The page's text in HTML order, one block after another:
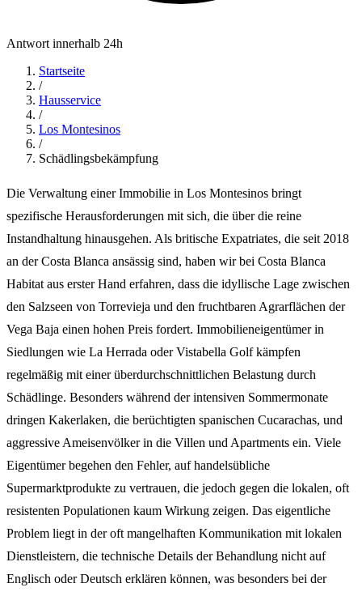
Antwort innerhalb 24h
Startseite
/
Hausservice
/
Los Montesinos
/
Schädlingsbekämpfung
Die Verwaltung einer Immobilie in Los Montesinos bringt
spezifische Herausforderungen mit sich, die über die reine
Instandhaltung hinausgehen. Als britische Expatriates, die seit 2018
an der Costa Blanca ansässig sind, haben wir bei Costa Blanca
Habitat aus erster Hand erfahren, dass die idyllische Lage zwischen
den Salzseen von Torrevieja und den fruchtbaren Agrarflächen der
Vega Baja einen hohen Preis fordert. Immobilieneigentümer in
Siedlungen wie La Herrada oder Vistabella Golf kämpfen
regelmäßig mit einer überdurchschnittlichen Belastung durch
Schädlinge. Besonders während der intensiven Sommermonate
dringen Kakerlaken, die berüchtigten spanischen Cucarachas, und
aggressive Ameisenvölker in die Villen und Apartments ein. Viele
Eigentümer begehen den Fehler, auf handelsübliche
Supermarktprodukte zu vertrauen, die jedoch gegen die lokalen, oft
resistenten Populationen kaum Wirkung zeigen. Das eigentliche
Problem liegt in der oft mangelhaften Kommunikation mit lokalen
Dienstleistern, die technische Details der Behandlung nicht auf
Englisch oder Deutsch erklären können, was besonders bei der